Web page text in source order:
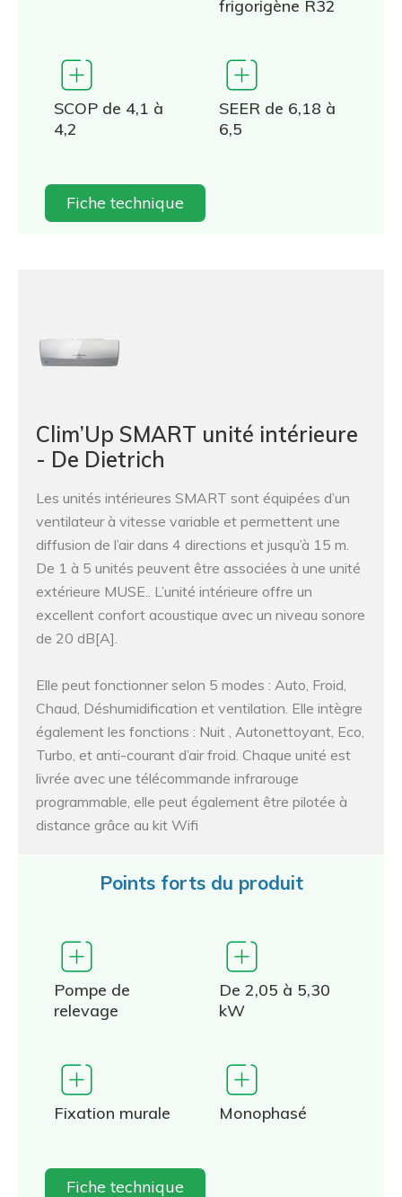
frigorigène R32
SCOP de 4,1 à
4,2
SEER de 6,18 à
6,5
Fiche technique
Clim’Up SMART unité intérieure
- De Dietrich
Les unités intérieures SMART sont équipées d’un
ventilateur à vitesse variable et permettent une
diffusion de l’air dans 4 directions et jusqu’à 15 m.
De 1 à 5 unités peuvent être associées à une unité
extérieure MUSE.. L’unité intérieure offre un
excellent confort acoustique avec un niveau sonore
de 20 dB[A].
Elle peut fonctionner selon 5 modes : Auto, Froid,
Chaud, Déshumidification et ventilation. Elle intègre
également les fonctions : Nuit , Autonettoyant, Eco,
Turbo, et anti-courant d’air froid. Chaque unité est
livrée avec une télécommande infrarouge
programmable, elle peut également être pilotée à
distance grâce au kit Wifi
Points forts du produit
Pompe de
relevage
De 2,05 à 5,30
kW
Fixation murale Monophasé
Fiche technique